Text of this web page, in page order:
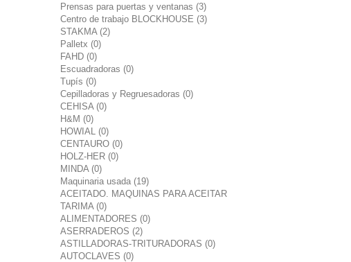
Prensas para puertas y ventanas (3)
Centro de trabajo BLOCKHOUSE (3)
STAKMA (2)
Palletx (0)
FAHD (0)
Escuadradoras (0)
Tupís (0)
Cepilladoras y Regruesadoras (0)
CEHISA (0)
H&M (0)
HOWIAL (0)
CENTAURO (0)
HOLZ-HER (0)
MINDA (0)
Maquinaria usada (19)
ACEITADO. MAQUINAS PARA ACEITAR
TARIMA (0)
ALIMENTADORES (0)
ASERRADEROS (2)
ASTILLADORAS-TRITURADORAS (0)
AUTOCLAVES (0)